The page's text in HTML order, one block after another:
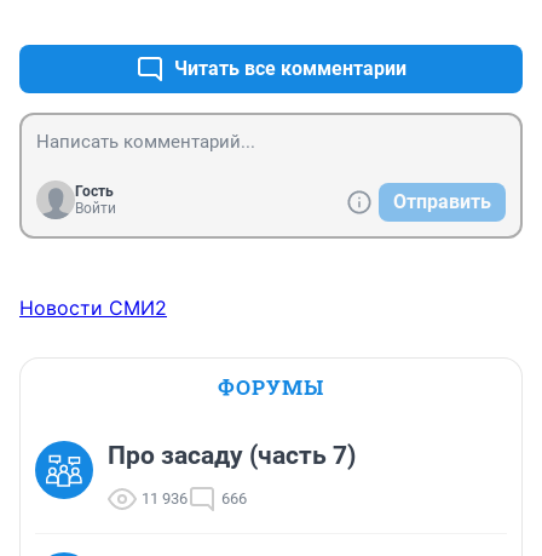
Читать все комментарии
Гость
Войти
Отправить
Новости СМИ2
ФОРУМЫ
Про засаду (часть 7)
11 936 666